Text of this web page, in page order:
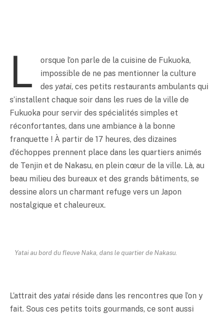
L
orsque l’on parle de la cuisine de Fukuoka,
impossible de ne pas mentionner la culture
des yatai, ces petits restaurants ambulants qui
s’installent chaque soir dans les rues de la ville de
Fukuoka pour servir des spécialités simples et
réconfortantes, dans une ambiance à la bonne
franquette ! À partir de 17 heures, des dizaines
d’échoppes prennent place dans les quartiers animés
de Tenjin et de Nakasu, en plein cœur de la ville. Là, au
beau milieu des bureaux et des grands bâtiments, se
dessine alors un charmant refuge vers un Japon
nostalgique et chaleureux.
Yataiau bord du fleuve Naka, dans le quartier de Nakasu.
L’attrait des yatai réside dans les rencontres que l’on y
fait. Sous ces petits toits gourmands, ce sont aussi